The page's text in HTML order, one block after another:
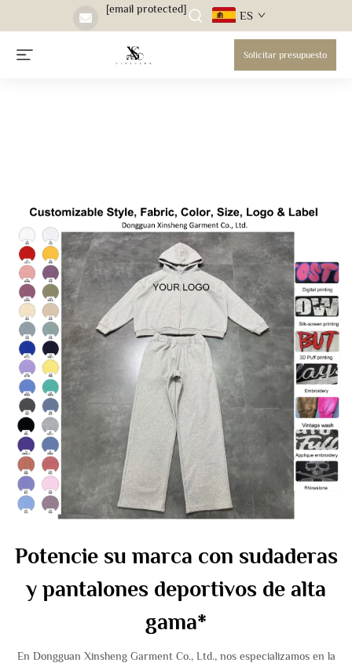
[email protected] ES
Solicitar presupuesto
Potencie su marca con sudaderas
y pantalones deportivos de alta
gama*
En Dongguan Xinsheng Garment Co., Ltd., nos especializamos en la